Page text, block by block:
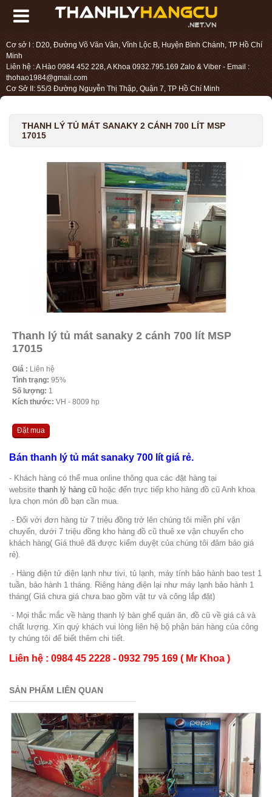
Cơ sở I : D20, Đường Võ Văn Vân, Vĩnh Lộc B, Huyện Bình Chánh, TP Hồ Chí
Minh
Liên hệ : A Hào 0984 452 228, A Khoa 0932.795.169 Zalo & Viber - Email :
thohao1984@gmail.com
Cơ Sở II: 55/3 Đường Nguyễn Thị Thập, Quận 7, TP Hồ Chí Minh
THANH LÝ TỦ MÁT SANAKY 2 CÁNH 700 LÍT MSP
17015
Thanh lý tủ mát sanaky 2 cánh 700 lít MSP
17015
Giá : Liên hệ
Tình trạng: 95%
Số lượng: 1
Kích thước: VH - 8009 hp
Đặt mua
Bán thanh lý tủ mát sanaky 700 lít giá rẻ.
- Khách hàng có thể mua online thông qua các đặt hàng tại
website thanh lý hàng cũ hoặc đến trực tiếp kho hàng đồ cũ Anh khoa
lựa chọn món đồ bạn cần mua.
- Đối với đơn hàng từ 7 triệu đồng trở lên chúng tôi miễn phí vận
chuyển, dưới 7 triệu đồng kho hàng đồ cũ thuê xe vận chuyển cho
khách hàng( Giá thuê đã được kiểm duyệt của chúng tôi đảm bảo giá
rẻ).
- Hàng điện tử điện lạnh như tivi, tủ lạnh, máy tính bảo hành bao test 1
tuần, bảo hành 1 tháng. Riêng hàng điện lại như máy lạnh bảo hành 1
tháng( Giá chưa giá chưa bao gồm vật tư và công lắp đặt)
- Mọi thắc mắc về hàng thanh lý bàn ghế quán ăn, đồ cũ về giá cả và
chất lượng. Xin quý khách vui lòng liên hệ bộ phận bán hàng của công
ty chúng tôi để biết thêm chi tiết.
Liên hệ : 0984 45 2228 - 0932 795 169 ( Mr Khoa )
SẢN PHẨM LIÊN QUAN